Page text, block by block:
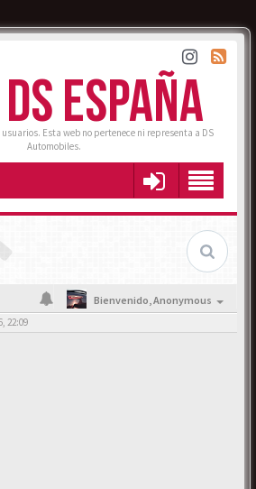
ESPAÑA
Esta web no pertenece ni representa a DS
Automobiles.
Bienvenido,Anonymous
22:09